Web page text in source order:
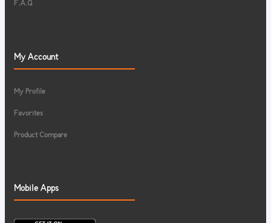
F.A.Q
My Account
My Profile
Favorites
Product Compare
Mobile Apps